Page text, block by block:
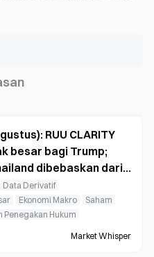
RUU CLARITY
besar bagi Trump;
dibebaskan dari
Data Derivatif
Ekonomi Makro
Saham
Penegakan Hukum
Market Whisper